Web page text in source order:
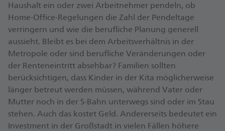
Haushalt ein oder zwei Arbeitnehmer pendeln, ob
Home-Office-Regelungen die Zahl der Pendeltage
verringern und wie die berufliche Planung generell
aussieht. Bleibt es bei dem Arbeitsverhältnis in der
Metropole oder sind berufliche Veränderungen oder
der Renteneintritt absehbar? Familien sollten
berücksichtigen, dass Kinder in der Kita möglicherweise
länger betreut werden müssen, während Vater oder
Mutter noch in der S-Bahn unterwegs sind oder im Stau
stehen. Auch das kostet Geld. Andererseits bedeutet ein
Investment in der Großstadt in vielen Fällen höhere